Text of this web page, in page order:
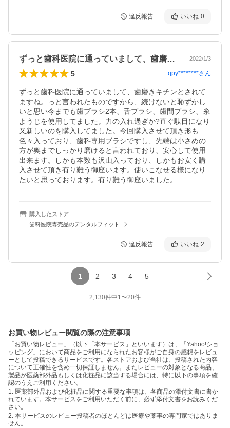
違反報告 いいね 0
ずっと歯科医院に通っていまして、歯磨き… 2022/1/3
5 qpy********さん
ずっと歯科医院に通っていまして、歯磨きキチンとされて
ますね。っと言われたものですから、続けないと恥ずかし
いと思い今までも歯ブラシ2本、舌ブラシ、歯間ブラシ、糸
ようじを使用してました。力の入れ過ぎか?直ぐ駄目になり
又新しいのを購入してました。今回購入させて頂き形も
色々入っており、歯科専用ブラシですし、先端は小さめの
方が奥までしっかり磨けると言われており、安心して使用
出来ます。しかも本数も沢山入っており、しかもお安く購
入させて頂き有り難う御座います。使いこなせる様になり
購入したストア
歯科医院専売品のデンタルフィット
違反報告 いいね 2
1 2 3 4 5
2,130件中1〜20件
お買い物レビュー閲覧の際の注意事項
「お買い物レビュー」（以下「本サービス」といいます）は、「Yahoo!ショ
ッピング」において商品をご利用になられたお客様がご自身の感想をレビュ
ーとして投稿できるサービスです。各ストアおよび当社は、投稿された内容
について正確性を含め一切保証しません。またレビューの対象となる商品、
製品が医薬部外品もしくは化粧品に該当する場合には、特に以下の事項を確
認のうえご利用ください。
1. 医薬部外品および化粧品に関する重要な事項は、各商品の添付文書に書か
れています。本サービスをご利用いただく前に、必ず添付文書をお読みくだ
さい。
2. 本サービスのレビュー投稿者のほとんどは医療や薬事の専門家ではありま
せん。